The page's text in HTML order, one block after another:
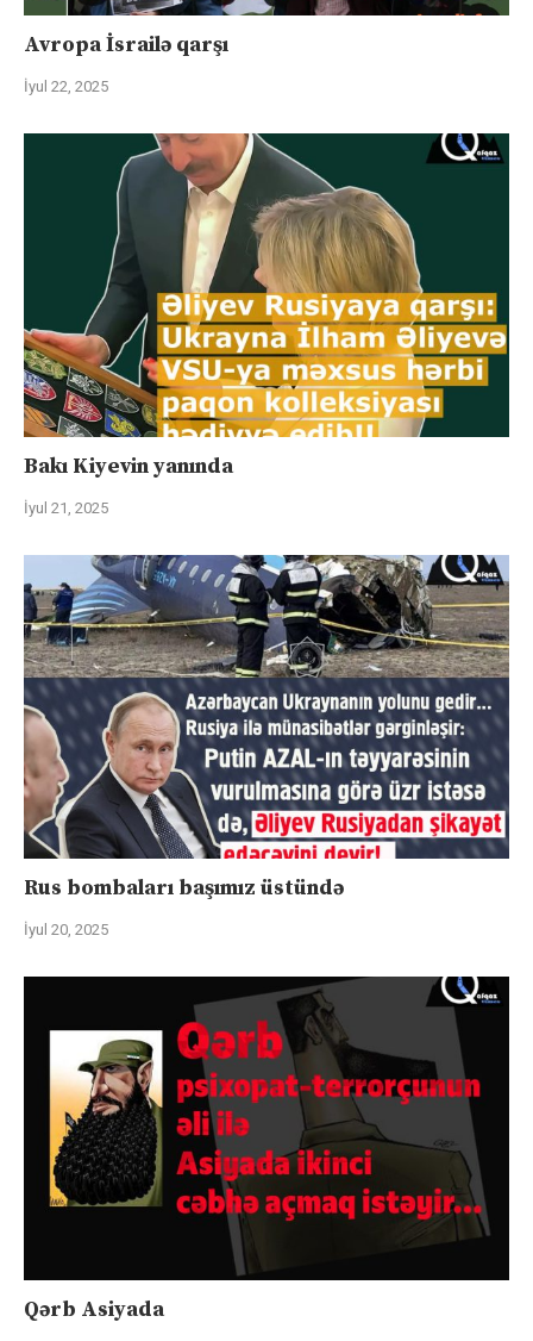
Avropa İsrailə qarşı
İyul 22, 2025
Bakı Kiyevin yanında
İyul 21, 2025
Rus bombaları başımız üstündə
İyul 20, 2025
Qərb Asiyada